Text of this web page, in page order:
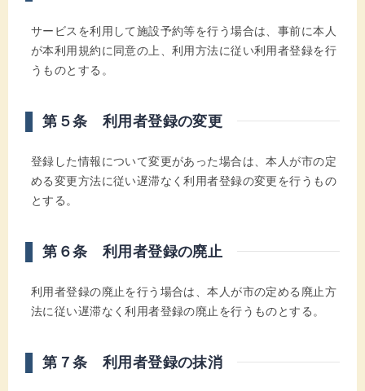
サービスを利用して施設予約等を行う場合は、事前に本人
が本利用規約に同意の上、利用方法に従い利用者登録を行
うものとする。
第５条 利用者登録の変更
登録した情報について変更があった場合は、本人が市の定
める変更方法に従い遅滞なく利用者登録の変更を行うもの
とする。
第６条 利用者登録の廃止
利用者登録の廃止を行う場合は、本人が市の定める廃止方
法に従い遅滞なく利用者登録の廃止を行うものとする。
第７条 利用者登録の抹消